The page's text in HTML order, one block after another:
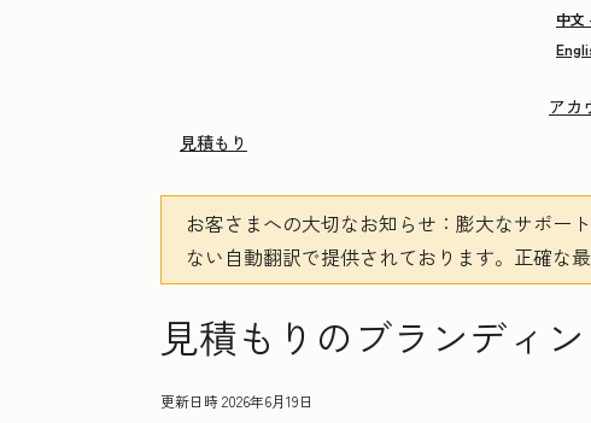
中文
アカ
見積もり
お客さまへの大切なお知らせ ：膨大なサポー
ない自動翻訳で提供されております。 正確な
見積もりのブランディ
更新日時2026年6月19日